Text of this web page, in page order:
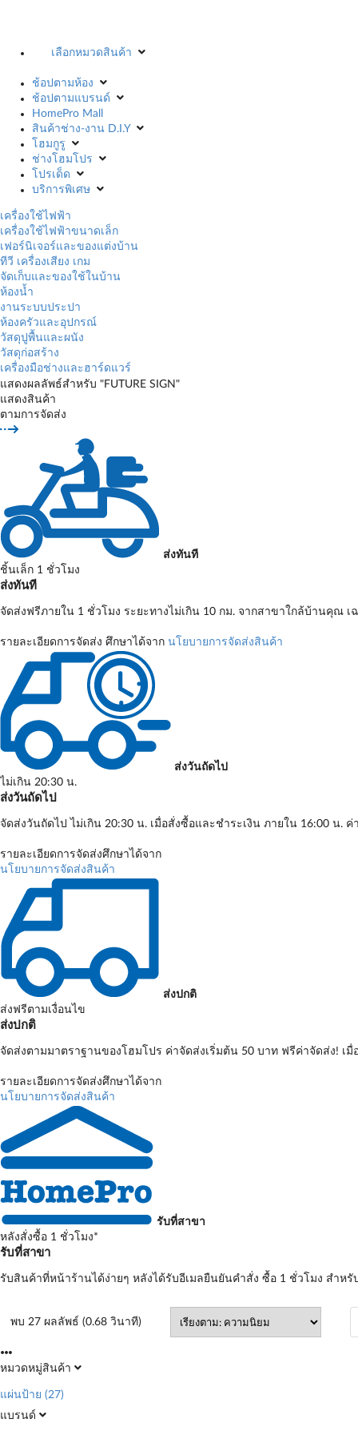
เลือกหมวดสินค้า
ช้อปตามห้อง
ช้อปตามแบรนด์
HomePro Mall
สินค้าช่าง-งาน D.I.Y
โฮมกูรู
ช่างโฮมโปร
โปรเด็ด
บริการพิเศษ
เครื่องใช้ไฟฟ้า
เครื่องใช้ไฟฟ้าขนาดเล็ก
เฟอร์นิเจอร์และของแต่งบ้าน
ทีวี เครื่องเสียง เกม
จัดเก็บและของใช้ในบ้าน
ห้องน้ำ
งานระบบประปา
ห้องครัวและอุปกรณ์
วัสดุปูพื้นและผนัง
วัสดุก่อสร้าง
เครื่องมือช่างและฮาร์ดแวร์
แสดงผลลัพธ์สำหรับ "FUTURE SIGN"
แสดงสินค้า
ตามการจัดส่ง
ส่งทันที
ชิ้นเล็ก 1 ชั่วโมง
ส่งทันที
จัดส่งฟรีภายใน 1 ชั่วโมง ระยะทางไม่เกิน 10 กม. จากสาขาใกล้บ้านคุณ
รายละเอียดการจัดส่ง ศึกษาได้จาก นโยบายการจัดส่งสินค้า
ส่งวันถัดไป
ไม่เกิน 20:30 น.
ส่งวันถัดไป
จัดส่งวันถัดไป ไม่เกิน 20:30 น. เมื่อสั่งซื้อและชำระเงิน ภายใน 16:00 น.
รายละเอียดการจัดส่งศึกษาได้จาก
นโยบายการจัดส่งสินค้า
ส่งปกติ
ส่งฟรีตามเงื่อนไข
ส่งปกติ
จัดส่งตามมาตราฐานของโฮมโปร ค่าจัดส่งเริ่มต้น 50 บาท ฟรีค่าจัดส่ง! เ
รายละเอียดการจัดส่งศึกษาได้จาก
นโยบายการจัดส่งสินค้า
รับที่สาขา
หลังสั่งซื้อ 1 ชั่วโมง*
รับที่สาขา
รับสินค้าที่หน้าร้านได้ง่ายๆ หลังได้รับอีเมลยืนยันคำสั่ง ซื้อ 1 ชั่วโมง สำห
พบ 27 ผลลัพธ์ (0.68 วินาที)
หมวดหมู่สินค้า
แผ่นป้าย (27)
แบรนด์